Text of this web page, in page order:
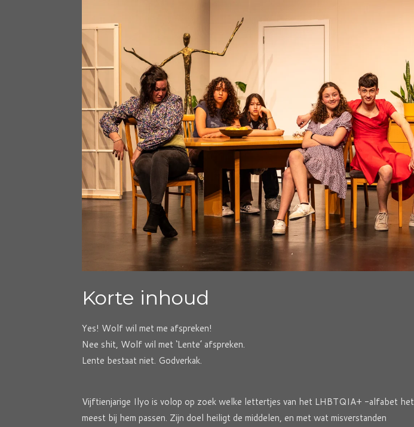
Korte inhoud
Yes! Wolf wil met me afspreken!
Nee shit, Wolf wil met ‘Lente’ afspreken.
Lente bestaat niet. Godverkak.
Vijftienjarige Ilyo is volop op zoek welke lettertjes van het LHBTQIA+ -alfabet het
meest bij hem passen. Zijn doel heiligt de middelen, en met wat misverstanden